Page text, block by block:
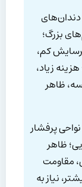
بزرگ؛
کم،
زیاد،
ظاهر
پرفشار
ظاهر
مقاومت
نیاز به